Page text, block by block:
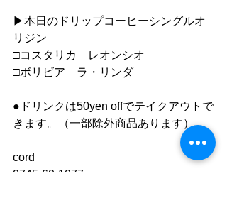
▶︎本日のドリップコーヒーシングルオ
リジン
□コスタリカ　レオンシオ
□ボリビア　ラ・リンダ
●ドリンクは50yen offでテイクアウトで
きます。（一部除外商品あります）
cord
0745-60-1077